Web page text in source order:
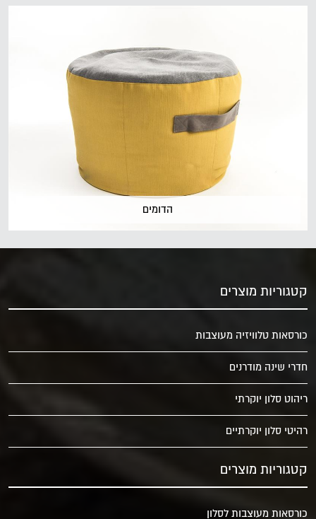
הדומים
קטגוריות מוצרים
כורסאות טלוויזיה מעוצבות
חדרי שינה מודרנים
ריהוט סלון יוקרתי
רהיטי סלון יוקרתיים
קטגוריות מוצרים
כורסאות מעוצבות לסלון